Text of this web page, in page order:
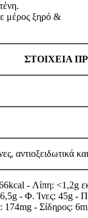
μέρος ξηρό &
ΣΤΟΙΧΕΙΑ
αντιοξειδωτικά
- Λίπη: <1,2g
- Φ. Ίνες: 45g -
- Σίδηρος: